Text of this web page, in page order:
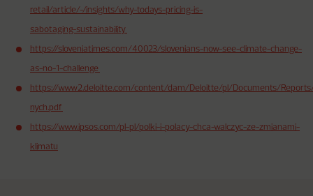
retail/article/-/insights/why-todays-pricing-is-
sabotaging-sustainability
https://sloveniatimes.com/40023/slovenians-now-see-climate-change-
as-no-1-challenge
https://www2.deloitte.com/content/dam/Deloitte/pl/Documents/Reports/
nych.pdf
https://www.ipsos.com/pl-pl/polki-i-polacy-chca-walczyc-ze-zmianami-
klimatu